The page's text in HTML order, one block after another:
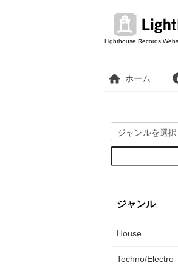
Lighthouse Records
ホーム
ジャンル
House
Techno/Electro